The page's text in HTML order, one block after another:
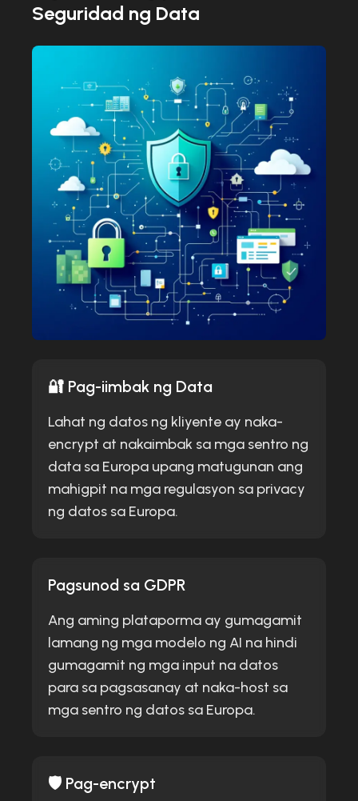
Seguridad ng Data
🔐 Pag-iimbak ng Data
Lahat ng datos ng kliyente ay naka-
encrypt at nakaimbak sa mga sentro ng
data sa Europa upang matugunan ang
mahigpit na mga regulasyon sa privacy
ng datos sa Europa.
Pagsunod sa GDPR
Ang aming plataporma ay gumagamit
lamang ng mga modelo ng AI na hindi
gumagamit ng mga input na datos
para sa pagsasanay at naka-host sa
mga sentro ng datos sa Europa.
🛡️ Pag-encrypt